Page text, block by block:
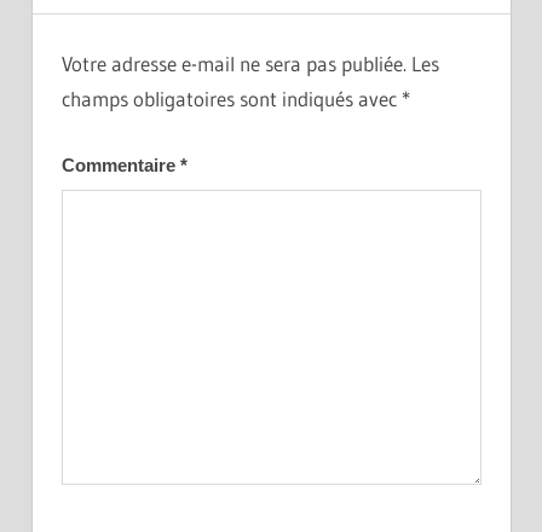
Votre adresse e-mail ne sera pas publiée. Les
champs obligatoires sont indiqués avec *
Commentaire *